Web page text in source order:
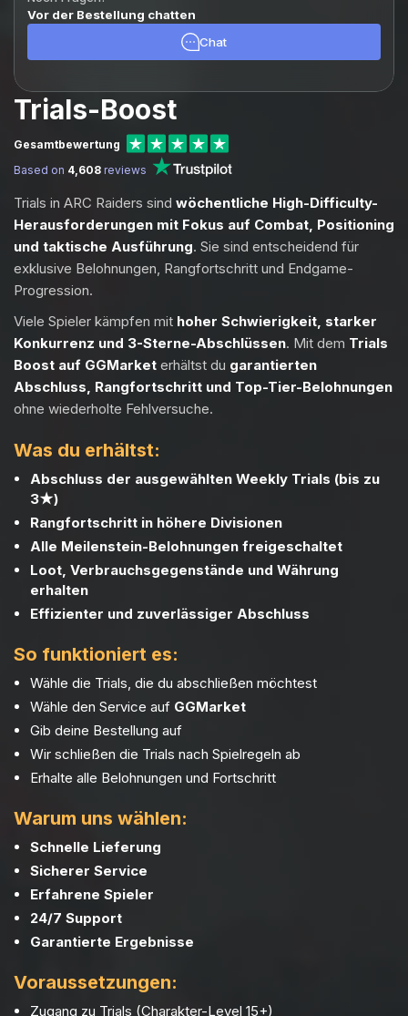
Vor der Bestellung chatten
Chat
Trials-Boost
Gesamtbewertung
Based on 4,608 reviews
Trials in ARC Raiders sind wöchentliche High-Difficulty-
Herausforderungen mit Fokus auf Combat, Positioning
und taktische Ausführung. Sie sind entscheidend für
exklusive Belohnungen, Rangfortschritt und Endgame-
Progression.
Viele Spieler kämpfen mit hoher Schwierigkeit, starker
Konkurrenz und 3-Sterne-Abschlüssen. Mit dem Trials
Boost auf GGMarket erhältst du garantierten
Abschluss, Rangfortschritt und Top-Tier-Belohnungen
ohne wiederholte Fehlversuche.
Was du erhältst:
Abschluss der ausgewählten Weekly Trials (bis zu
3★)
Rangfortschritt in höhere Divisionen
Alle Meilenstein-Belohnungen freigeschaltet
Loot, Verbrauchsgegenstände und Währung
erhalten
Effizienter und zuverlässiger Abschluss
So funktioniert es:
Wähle die Trials, die du abschließen möchtest
Wähle den Service auf GGMarket
Gib deine Bestellung auf
Wir schließen die Trials nach Spielregeln ab
Erhalte alle Belohnungen und Fortschritt
Warum uns wählen:
Schnelle Lieferung
Sicherer Service
Erfahrene Spieler
24/7 Support
Garantierte Ergebnisse
Voraussetzungen:
Zugang zu Trials (Charakter-Level 15+)